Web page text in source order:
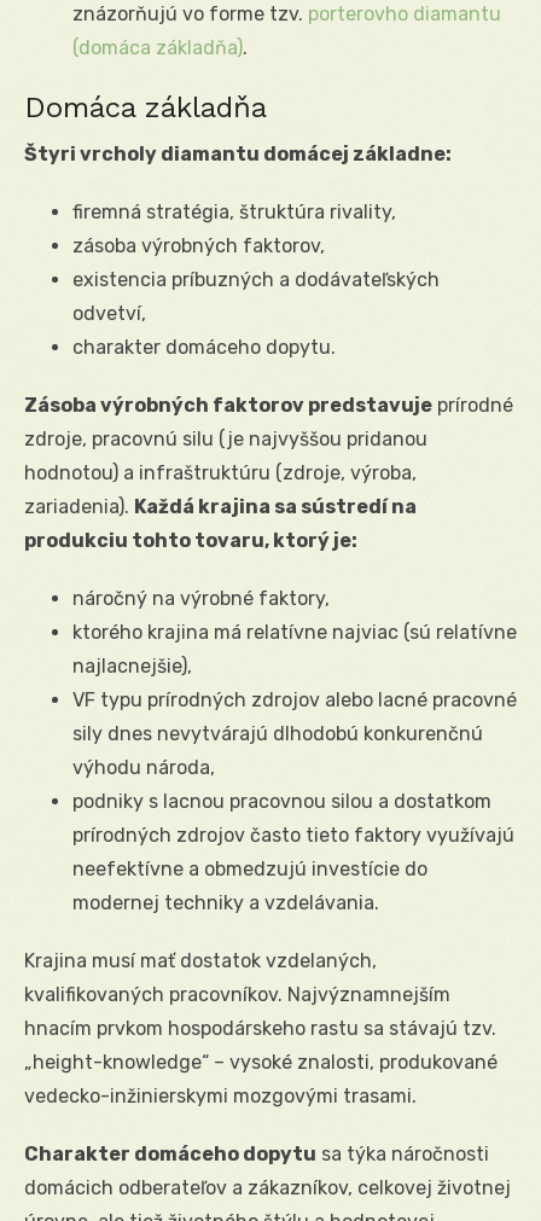
znázorňujú vo forme tzv. porterovho diamantu
(domáca základňa).
Domáca základňa
Štyri vrcholy diamantu domácej základne:
firemná stratégia, štruktúra rivality,
zásoba výrobných faktorov,
existencia príbuzných a dodávateľských
odvetví,
charakter domáceho dopytu.
Zásoba výrobných faktorov predstavuje prírodné
zdroje, pracovnú silu (je najvyššou pridanou
hodnotou) a infraštruktúru (zdroje, výroba,
zariadenia). Každá krajina sa sústredí na
produkciu tohto tovaru, ktorý je:
náročný na výrobné faktory,
ktorého krajina má relatívne najviac (sú relatívne
najlacnejšie),
VF typu prírodných zdrojov alebo lacné pracovné
sily dnes nevytvárajú dlhodobú konkurenčnú
výhodu národa,
podniky s lacnou pracovnou silou a dostatkom
prírodných zdrojov často tieto faktory využívajú
neefektívne a obmedzujú investície do
modernej techniky a vzdelávania.
Krajina musí mať dostatok vzdelaných,
kvalifikovaných pracovníkov. Najvýznamnejším
hnacím prvkom hospodárskeho rastu sa stávajú tzv.
„height-knowledge“ – vysoké znalosti, produkované
vedecko-inžinierskymi mozgovými trasami.
Charakter domáceho dopytu sa týka náročnosti
domácich odberateľov a zákazníkov, celkovej životnej